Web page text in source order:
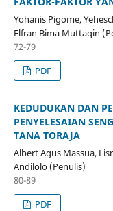
Yohanis Pigome,
Elfran Bima Muttaqin
72-79
PDF
KEDUDUKAN DAN
PENYELESAIAN
TANA TORAJA
Albert Agus Massua,
Andilolo (Penulis)
80-89
PDF